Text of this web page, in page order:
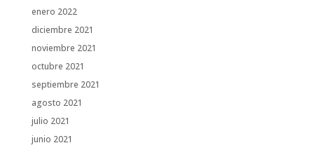
enero 2022
diciembre 2021
noviembre 2021
octubre 2021
septiembre 2021
agosto 2021
julio 2021
junio 2021